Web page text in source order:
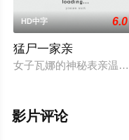
HD中字 6.0
猛尸一家亲
女子瓦娜的神秘表亲温
影片评论